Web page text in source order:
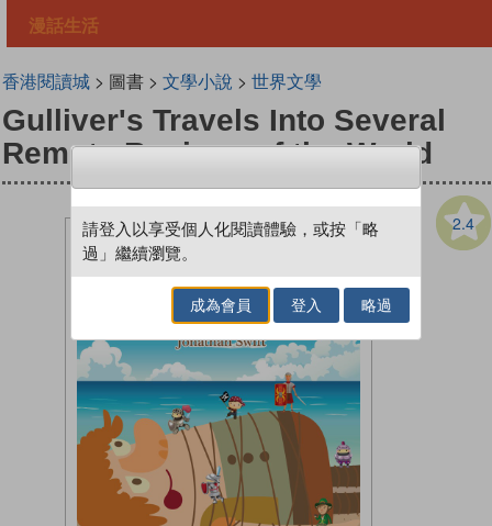
漫話生活
香港閱讀城> 圖書 > 文學小說 > 世界文學
Gulliver's Travels Into Several
Remote Regions of the World
2.4
請登入以享受個人化閱讀體驗，或按「略
過」繼續瀏覽。
成為會員 登入 略過